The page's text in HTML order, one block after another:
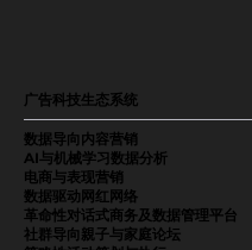
广告科技生态系统
数据导向内容营销
AI与机械学习数据分析
电商与表现营销
数据驱动网红网络
革命性对话式商务及数据管理平台
社群导向親子与家庭论坛